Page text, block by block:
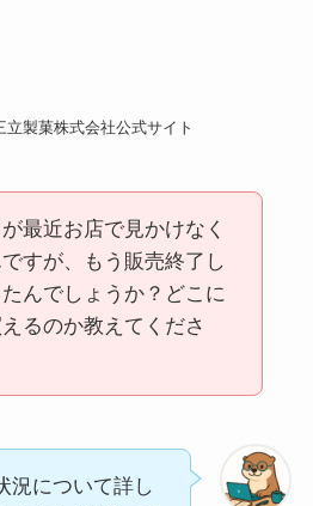
立製菓株式会社公式サイト
最近お店で見かけなく
すが、もう販売終了し
んでしょうか？どこに
るのか教えてくださ
況について詳し